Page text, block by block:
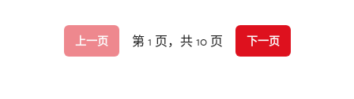
上一页 第 1 页，共 10 页 下一页